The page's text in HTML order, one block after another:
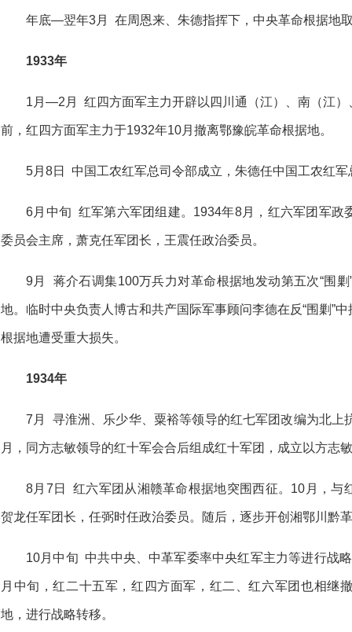
年底—翌年3月 在周恩来、朱德指挥下，中央革命根据地
1933年
1月—2月 红四方面军主力开辟以四川通（江）、南（江
前，红四方面军主力于1932年10月撤离鄂豫皖革命根据地。
5月8日 中国工农红军总司令部成立，朱德任中国工农红
6月中旬 红军第六军团组建。1934年8月，红六军团军政
委员会主席，萧克任军团长，王震任政治委员。
9月 蒋介石调集100万兵力对革命根据地发动第五次“围
地。临时中央负责人博古和共产国际军事顾问李德在反“围剿”
根据地遭受重大损失。
1934年
7月 寻淮洲、乐少华、粟裕等领导的红七军团改编为北上
月，同方志敏领导的红十军会合后组成红十军团，成立以方志
8月7日 红六军团从湘赣革命根据地突围西征。10月，与
贺龙任军团长，任弼时任政治委员。随后，逐步开创湘鄂川黔
10月中旬 中共中央、中革军委率中央红军主力等进行战
月中旬，红二十五军，红四方面军，红二、红六军团也相继
地，进行战略转移。